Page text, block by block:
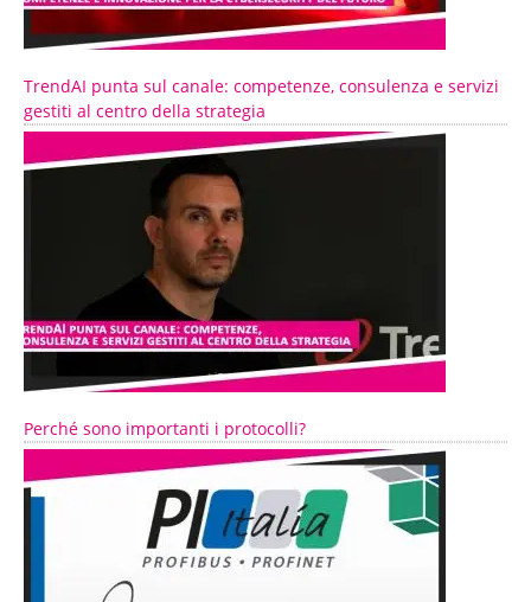
TrendAI punta sul canale: competenze, consulenza e servizi
gestiti al centro della strategia
Perché sono importanti i protocolli?